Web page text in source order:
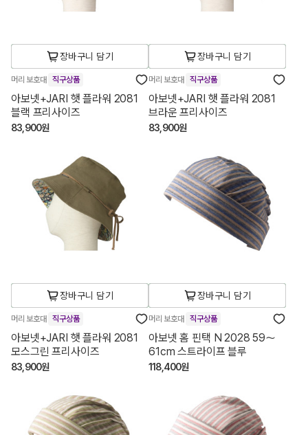
장바구니 담기
머리 보호대 직구상품
아보넷+JARI 햇 플라워 2081
블랙 프리사이즈
83,900원
장바구니 담기
머리 보호대 직구상품
아보넷+JARI 햇 플라워 2081
브라운 프리사이즈
83,900원
장바구니 담기
머리 보호대 직구상품
아보넷+JARI 햇 플라워 2081
모스그린 프리사이즈
83,900원
장바구니 담기
머리 보호대 직구상품
아보넷 홈 핀택 N 2028 59～
61cm 스트라이프 블루
118,400원